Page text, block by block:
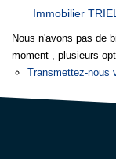
Immobilier
Nous n'avons pas de
moment , plusieurs
Transmettez-nous